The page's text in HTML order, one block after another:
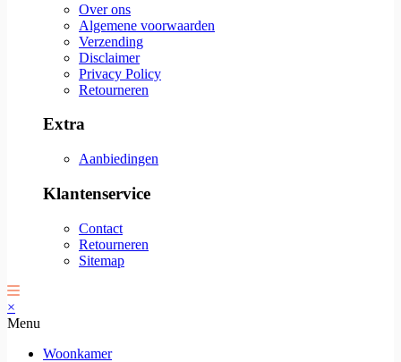
Over ons
Algemene voorwaarden
Verzending
Disclaimer
Privacy Policy
Retourneren
Extra
Aanbiedingen
Klantenservice
Contact
Retourneren
Sitemap
×
Menu
Woonkamer